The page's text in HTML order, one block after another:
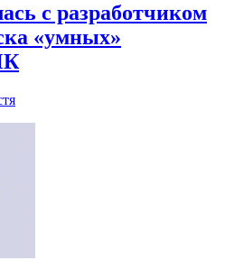
с разработчиком
«умных»